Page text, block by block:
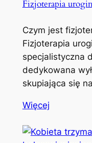
Fizjoterapia
Czym jest
Fizjoterapia
specjalistyczna
dedykowana
skupiająca się
Więcej